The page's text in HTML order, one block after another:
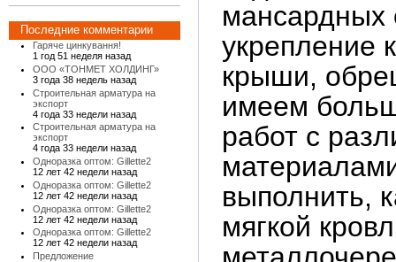
Последние комментарии
Гаряче цинкування!
1 год 51 неделя назад
ООО «ТОНМЕТ ХОЛДИНГ»
3 года 38 недель назад
Строительная арматура на
экспорт
4 года 33 недели назад
Строительная арматура на
экспорт
4 года 33 недели назад
Одноразка оптом: Gillette2
12 лет 42 недели назад
Одноразка оптом: Gillette2
12 лет 42 недели назад
Одноразка оптом: Gillette2
12 лет 42 недели назад
Одноразка оптом: Gillette2
12 лет 42 недели назад
Предложение
мансардных
укрепление
крыши,
имеем
работ с
выполнить,
мягкой